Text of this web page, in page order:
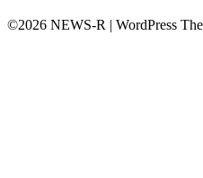
©2026 NEWS-R | WordPress